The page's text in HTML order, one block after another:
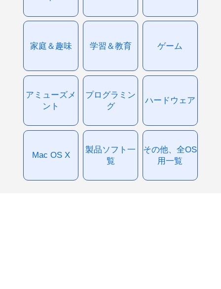
家庭＆趣味 学習＆教育 ゲーム
アミューズメ
ント
プログラミン
グ
ハードウェア
Mac OS X
製品ソフト一
覧
その他、全OS
用一覧